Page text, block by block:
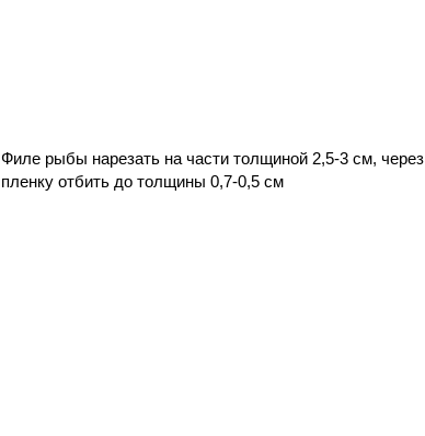
Филе рыбы нарезать на части толщиной 2,5-3 см, через
пленку отбить до толщины 0,7-0,5 см